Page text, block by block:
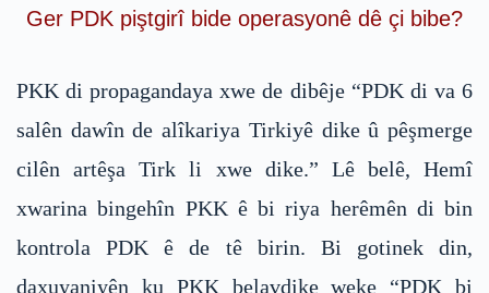
Ger PDK piştgirî bide operasyonê dê çi bibe?
PKK di propagandaya xwe de dibêje “PDK di va 6
salên dawîn de alîkariya Tirkiyê dike û pêşmerge
cilên artêşa Tirk li xwe dike.” Lê belê, Hemî
xwarina bingehîn PKK ê bi riya herêmên di bin
kontrola PDK ê de tê birin. Bi gotinek din,
daxuyaniyên ku PKK belavdike weke “PDK bi